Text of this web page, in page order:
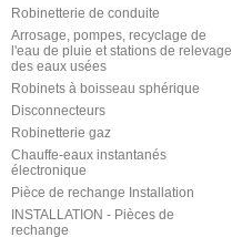
Robinetterie de conduite
Arrosage, pompes, recyclage de
l'eau de pluie et stations de relevage
des eaux usées
Robinets à boisseau sphérique
Disconnecteurs
Robinetterie gaz
Chauffe-eaux instantanés
électronique
Pièce de rechange Installation
INSTALLATION - Pièces de
rechange